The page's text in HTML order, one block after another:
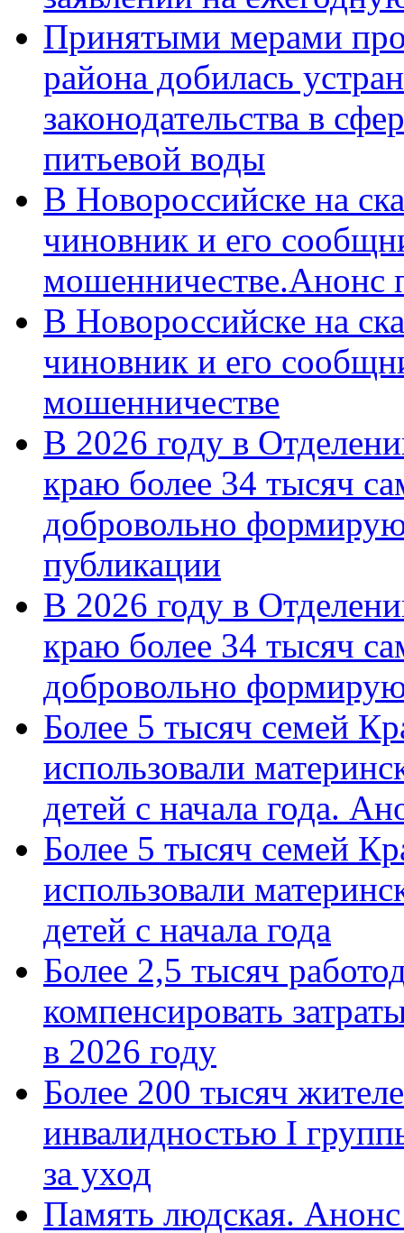
Принятыми мерами
района добилась
законодательства в
питьевой воды
В Новороссийске на
чиновник и его
мошенничестве.Анонс
В Новороссийске на
чиновник и его
мошенничестве
В 2026 году в
краю более 34 тысяч
добровольно
публикации
В 2026 году в
краю более 34 тысяч
добровольно
Более 5 тысяч семей
использовали
детей с начала года.
Более 5 тысяч семей
использовали
детей с начала года
Более 2,5 тысяч
компенсировать
в 2026 году
Более 200 тысяч
инвалидностью I
за уход
Память людская.